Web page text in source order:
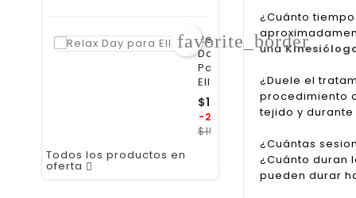
Relax
Day
Para
Ellas
$119.250
Precio
regular
-25%
$159.000
favorite_border
Todos los productos en
oferta 
¿Cuánto
una
¿Duele el
procedimiento
tejido y
¿Cuántas
¿Cuánto duran
pueden durar